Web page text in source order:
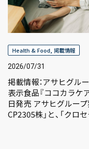
Health & Food 掲載情報
2026/07/31
掲載情報：アサヒグル
表示食品『ココカラケ
日発売 アサヒグルー
CP2305株」と、「クロ